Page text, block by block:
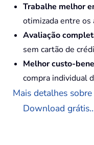
Trabalhe melhor
otimizada entre os
Avaliação
sem cartão de
Melhor custo-
compra individual
Mais detalhes
Download